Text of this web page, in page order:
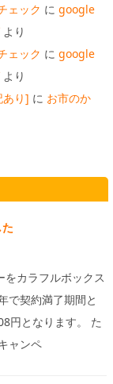
ェック に google
より
ェック に google
より
あり] に お市のか
カラフルボックス
で契約満了期間と
円となります。 た
ャンペ